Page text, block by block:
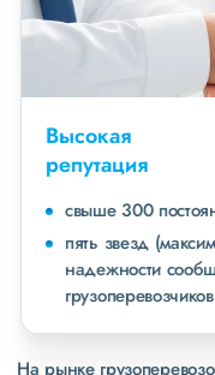
Высокая
репутация
свыше 300
пять звезд
надежности
На рынке